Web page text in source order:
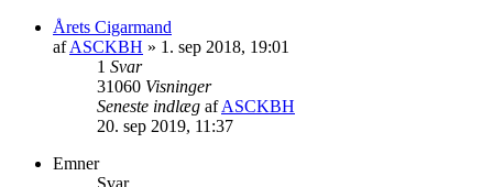
Årets Cigarmand
afASCKBH » 1. sep 2018, 19:01
1 Svar
31060 Visninger
Seneste indlæg afASCKBH
20. sep 2019, 11:37
Emner
Svar